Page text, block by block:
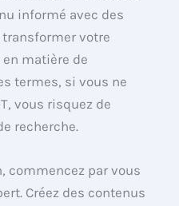
informé avec des
votre
matière de
termes, si vous ne
vous risquez de
recherche.
commencez par vous
Créez des contenus